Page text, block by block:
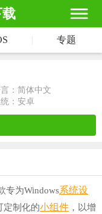
专题
：简体中文
：安卓
专为Windows系统设
定制化的小组件 ，以增